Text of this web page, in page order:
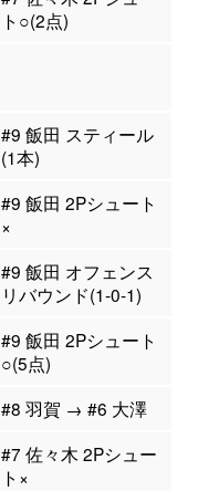
ト○(2点)
#9 飯田 スティール
(1本)
#9 飯田 2Pシュート
×
#9 飯田 オフェンス
リバウンド(1-0-1)
#9 飯田 2Pシュート
○(5点)
#8 羽賀 → #6 大澤
#7 佐々木 2Pシュー
ト×